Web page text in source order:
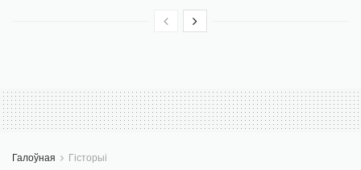
Галоўная Гісторыі